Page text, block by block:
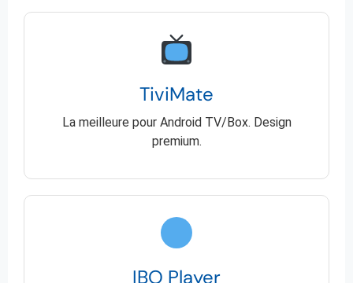
TiviMate
La meilleure pour Android TV/Box. Design
premium.
IBO Player